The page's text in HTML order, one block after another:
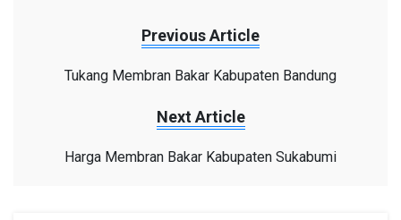
Previous Article
Tukang Membran Bakar Kabupaten Bandung
Next Article
Harga Membran Bakar Kabupaten Sukabumi